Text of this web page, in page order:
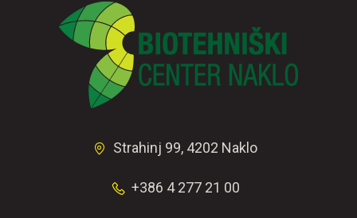
Strahinj 99, 4202 Naklo
+386 4 277 21 00